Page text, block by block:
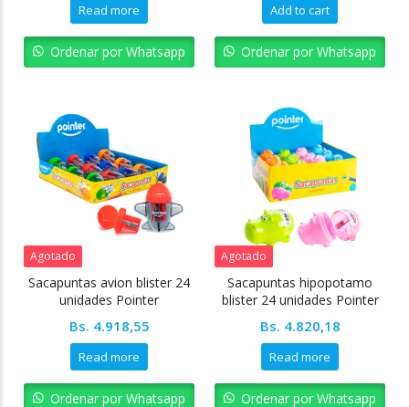
Read more
Ordenar por Whatsapp
Add to cart
Ordenar por Whatsapp
Agotado
Sacapuntas avion blister 24
unidades Pointer
Bs. 4.918,55
Read more
Ordenar por Whatsapp
Agotado
Sacapuntas hipopotamo
blister 24 unidades Pointer
Bs. 4.820,18
Read more
Ordenar por Whatsapp